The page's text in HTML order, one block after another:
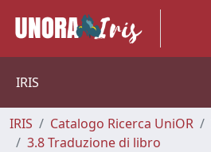
IRIS
IRIS Catalogo Ricerca UniOR
3.8 Traduzione di libro